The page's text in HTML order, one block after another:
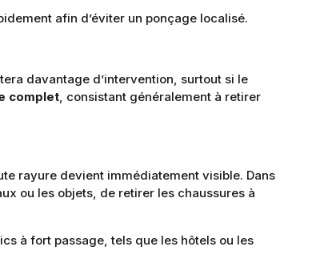
afin d’éviter un ponçage localisé.
davantage d’intervention, surtout si le
complet, consistant généralement à retirer
rayure devient immédiatement visible. Dans
ou les objets, de retirer les chaussures à
à fort passage, tels que les hôtels ou les